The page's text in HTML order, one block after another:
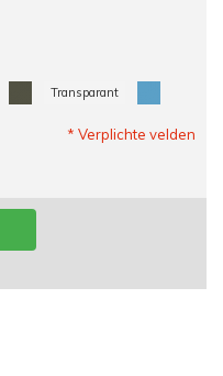
Transparant
* Verplichte velden